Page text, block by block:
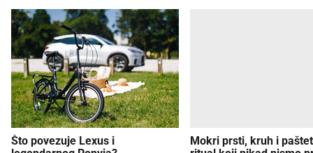
Što povezuje Lexus i
Mokri prsti, kruh i